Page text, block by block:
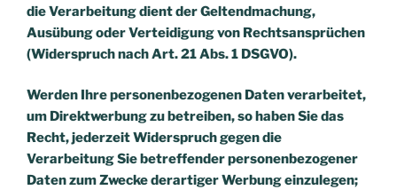
die Verarbeitung dient der Geltendmachung,
Ausübung oder Verteidigung von Rechtsansprüchen
(Widerspruch nach Art. 21 Abs. 1 DSGVO).
Werden Ihre personenbezogenen Daten verarbeitet,
um Direktwerbung zu betreiben, so haben Sie das
Recht, jederzeit Widerspruch gegen die
Verarbeitung Sie betreffender personenbezogener
Daten zum Zwecke derartiger Werbung einzulegen;